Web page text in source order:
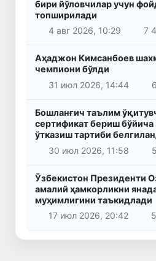
бири йўловчилар учун
топширилади
4 авг 2026, 10:29
7
Аҳаджон Кимсанбоев
чемпиони бўлди
31 июл 2026, 14:44
Бошланғич таълим
сертификат бериш
ўтказиш тартиби
30 июл 2026, 11:58
Ўзбекистон Президенти
амалий ҳамкорликни
муҳимлигини таъкидлади
17 июл 2026, 20:42